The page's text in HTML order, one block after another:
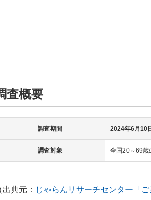
査概要
調査期間 2024年6月10
調査対象 全国20～69歳
出典元： じゃらんリサーチセンター「ご